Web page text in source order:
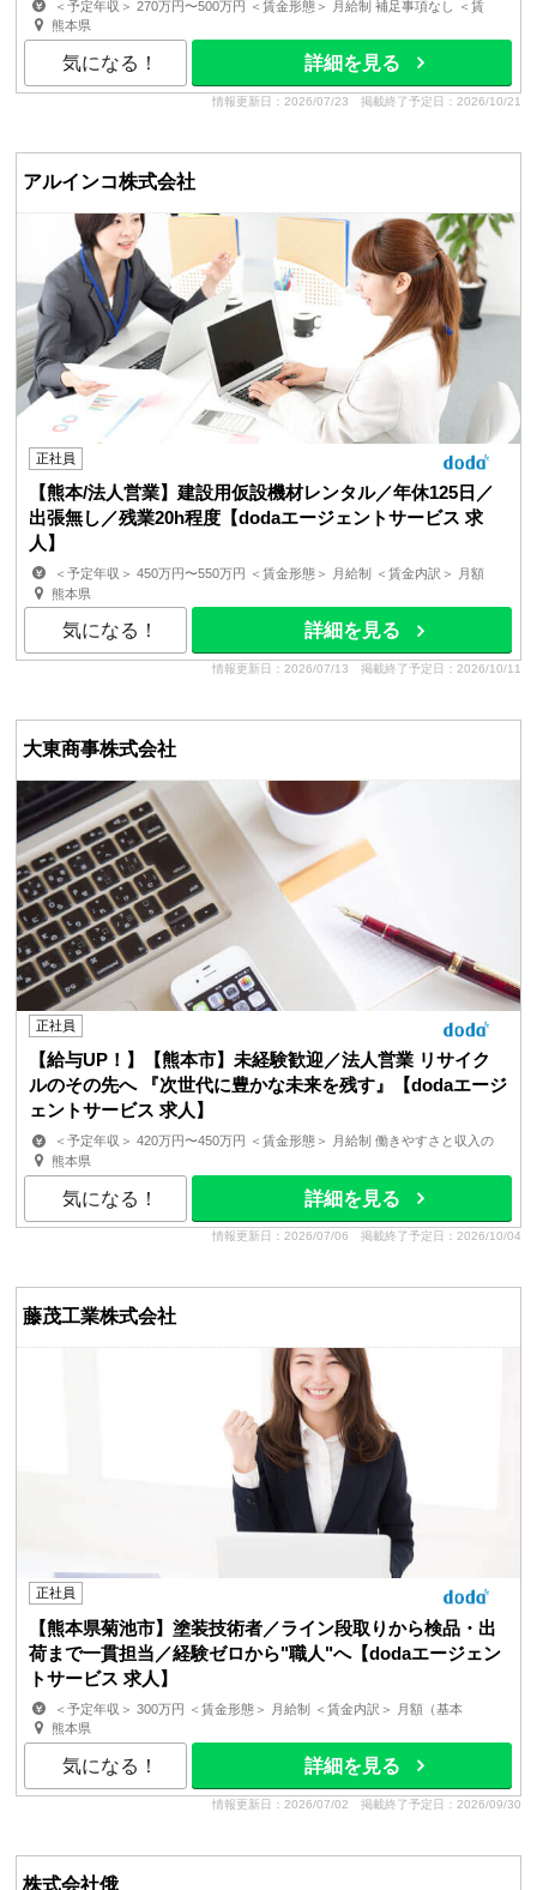
＜予定年収＞ 270万円〜500万円 ＜賃金形態＞ 月給制 補足事項なし ＜賃
金内訳＞ 月額（基本給）：176,000円〜258,000円 ...
熊本県
気になる！ 詳細を見る
情報更新日：2026/07/23 掲載終了予定日：2026/10/21
アルインコ株式会社
正社員
【熊本/法人営業】建設用仮設機材レンタル／年休125日／
出張無し／残業20h程度【dodaエージェントサービス 求
人】
＜予定年収＞ 450万円〜550万円 ＜賃金形態＞ 月給制 ＜賃金内訳＞ 月額
（基本給）：279,900円〜340,600円 その他固定手当...
熊本県
気になる！ 詳細を見る
情報更新日：2026/07/13 掲載終了予定日：2026/10/11
大東商事株式会社
正社員
【給与UP！】【熊本市】未経験歓迎／法人営業 リサイク
ルのその先へ 『次世代に豊かな未来を残す』【dodaエージ
ェントサービス 求人】
＜予定年収＞ 420万円〜450万円 ＜賃金形態＞ 月給制 働きやすさと収入の
両立を実現! 基本給をアップしました! ＜賃金内訳＞ 月額（基...
熊本県
気になる！ 詳細を見る
情報更新日：2026/07/06 掲載終了予定日：2026/10/04
藤茂工業株式会社
正社員
【熊本県菊池市】塗装技術者／ライン段取りから検品・出
荷まで一貫担当／経験ゼロから"職人"へ【dodaエージェン
トサービス 求人】
＜予定年収＞ 300万円 ＜賃金形態＞ 月給制 ＜賃金内訳＞ 月額（基本
給）：180,000円 ＜月給＞ 180,000円 ＜昇給有無＞...
熊本県
気になる！ 詳細を見る
情報更新日：2026/07/02 掲載終了予定日：2026/09/30
株式会社俄